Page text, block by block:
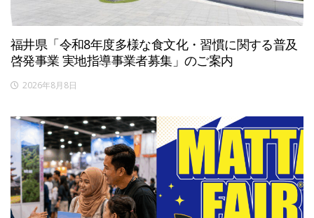
福井県「令和8年度多様な食文化・習慣に関する普及
啓発事業 実地指導事業者募集」のご案内
2026年8月8日